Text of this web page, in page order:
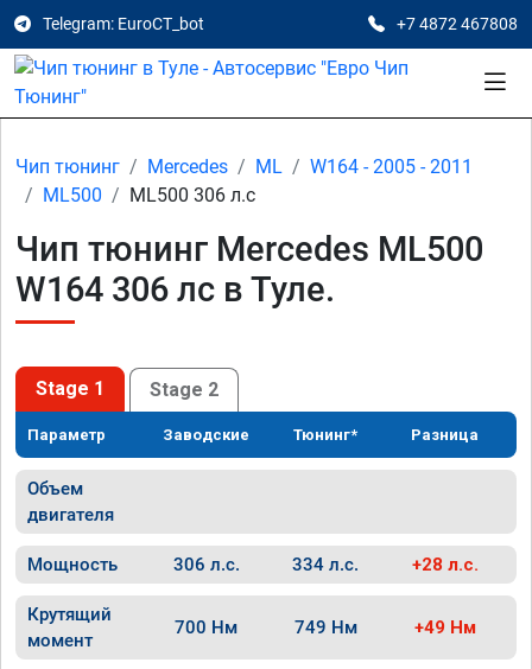
Telegram: EuroCT_bot +7 4872 467808
Чип тюнинг Mercedes ML
W164 - 2005 - 2011
ML500
ML500 306 л.с
Чип тюнинг Mercedes ML500
W164 306 лс в Туле.
Stage 1 Stage 2
Параметр Заводские Тюнинг* Разница
Объем
двигателя
Мощность 306 л.с. 334 л.с. +28 л.с.
Крутящий
момент
700 Нм 749 Нм +49 Нм